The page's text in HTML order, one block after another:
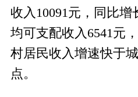
收入 10091 元，同比增
均可支配收入 6541 元
村居民收入增速快于
点。